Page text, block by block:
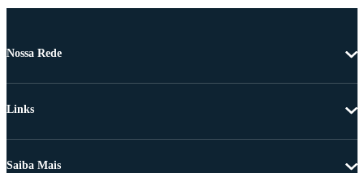
Nossa Rede
Links
Saiba Mais